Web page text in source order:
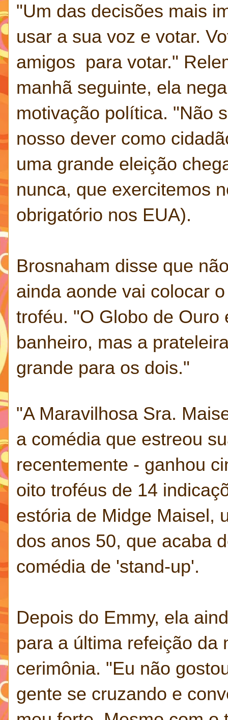
"Um das decisões mais
usar a sua voz e votar.
amigos para votar."
manhã seguinte, ela
motivação política. "Não
nosso dever como
uma grande eleição
nunca, que exercitemos
obrigatório nos EUA).
Brosnaham disse que
ainda aonde vai colocar
troféu. "O Globo de Ouro
banheiro, mas a
grande para os dois."
"A Maravilhosa Sra.
a comédia que estreou
recentemente - ganhou
oito troféus de 14
estória de Midge Maisel,
dos anos 50, que acaba
comédia de 'stand-up'.
Depois do Emmy, ela
para a última refeição da
cerimônia. "Eu não
gente se cruzando e